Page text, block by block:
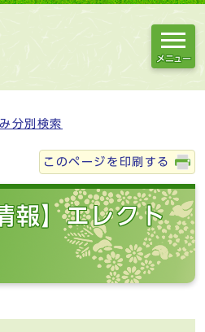
メニュー
分別検索
このページを印刷する
報】エレクト